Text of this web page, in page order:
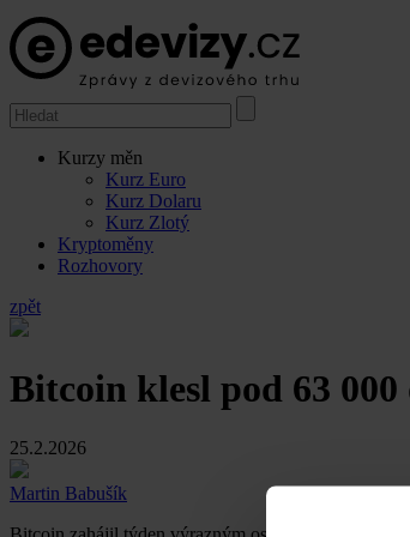
Kurzy měn
Kurz Euro
Kurz Dolaru
Kurz Zlotý
Kryptoměny
Rozhovory
zpět
Bitcoin klesl pod 63
25.2.2026
Martin Babušík